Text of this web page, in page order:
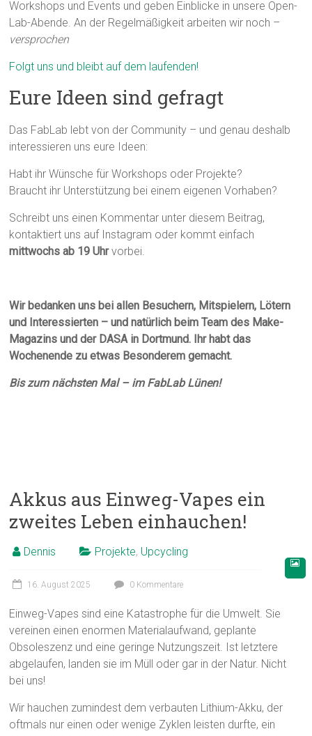
Workshops und Events und geben Einblicke in unsere Open-
Lab-Abende. An der Regelmäßigkeit arbeiten wir noch –
versprochen
Folgt uns und bleibt auf dem laufenden!
Eure Ideen sind gefragt
Das FabLab lebt von der Community – und genau deshalb
interessieren uns eure Ideen:
Habt ihr Wünsche für Workshops oder Projekte?
Braucht ihr Unterstützung bei einem eigenen Vorhaben?
Schreibt uns einen Kommentar unter diesem Beitrag,
kontaktiert uns auf Instagram oder kommt einfach
mittwochs ab 19 Uhrvorbei.
Wir bedanken uns bei allen Besuchern, Mitspielern, Lötern
und Interessierten – und natürlich beim Team des Make-
Magazins und der DASA in Dortmund. Ihr habt das
Wochenende zu etwas Besonderem gemacht.
Bis zum nächsten Mal – im FabLab Lünen!
Akkus aus Einweg-Vapes ein
zweites Leben einhauchen!
Dennis Projekte, Upcycling
16. August 2025 0 Kommentare
Einweg-Vapes sind eine Katastrophe für die Umwelt. Sie
vereinen einen enormen Materialaufwand, geplante
Obsoleszenz und eine geringe Nutzungszeit. Ist letztere
abgelaufen, landen sie im Müll oder gar in der Natur. Nicht
bei uns!
Wir hauchen zumindest dem verbauten Lithium-Akku, der
oftmals nur einen oder wenige Zyklen leisten durfte, ein